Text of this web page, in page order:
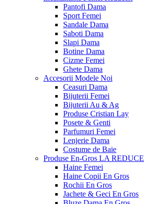
Pantofi Dama
Sport Femei
Sandale Dama
Saboti Dama
Slapi Dama
Botine Dama
Cizme Femei
Ghete Dama
Accesorii Modele Noi
Ceasuri Dama
Bijuterii Femei
Bijuterii Au & Ag
Produse Cristian Lay
Posete & Genti
Parfumuri Femei
Lenjerie Dama
Costume de Baie
Produse En-Gros LA
Haine Femei
Haine Copii En Gros
Rochii En Gros
Jachete & Geci En Gros